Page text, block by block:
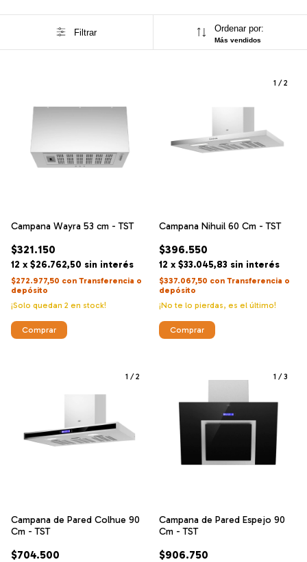
Filtrar Ordenar por:
Más vendidos
Campana Wayra 53 cm - TST
$321.150
12 x $26.762,50 sin interés
$272.977,50 con Transferencia o
depósito
¡Solo quedan 2 en stock!
1 /2
Campana Nihuil 60 Cm - TST
$396.550
12 x $33.045,83 sin interés
$337.067,50 con Transferencia o
depósito
¡No te lo pierdas, es el último!
1 /2
Campana de Pared Colhue 90
Cm - TST
$704.500
1 /3
Campana de Pared Espejo 90
Cm - TST
$906.750